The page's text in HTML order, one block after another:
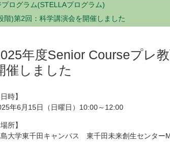
ログラム(STELLAプログラム)
)第2回：科学講演会を開催しました
年度Senior Courseプレ
催しました
日時】
年6月15日（日曜日）10:00～12:00
場所】
大学東千田キャンパス 東千田未来創生センター